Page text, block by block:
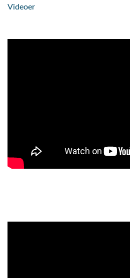
Videoer